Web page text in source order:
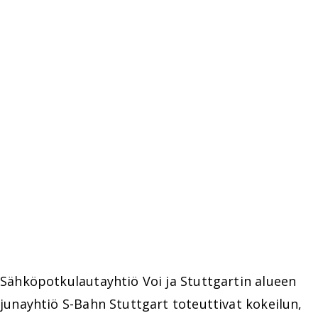
Sähköpotkulautayhtiö Voi ja Stuttgartin alueen
junayhtiö S-Bahn Stuttgart toteuttivat kokeilun,